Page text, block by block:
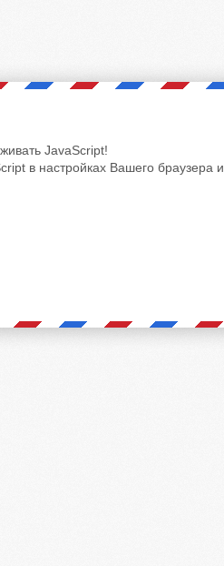
JavaScript!
в настройках Вашего браузера и